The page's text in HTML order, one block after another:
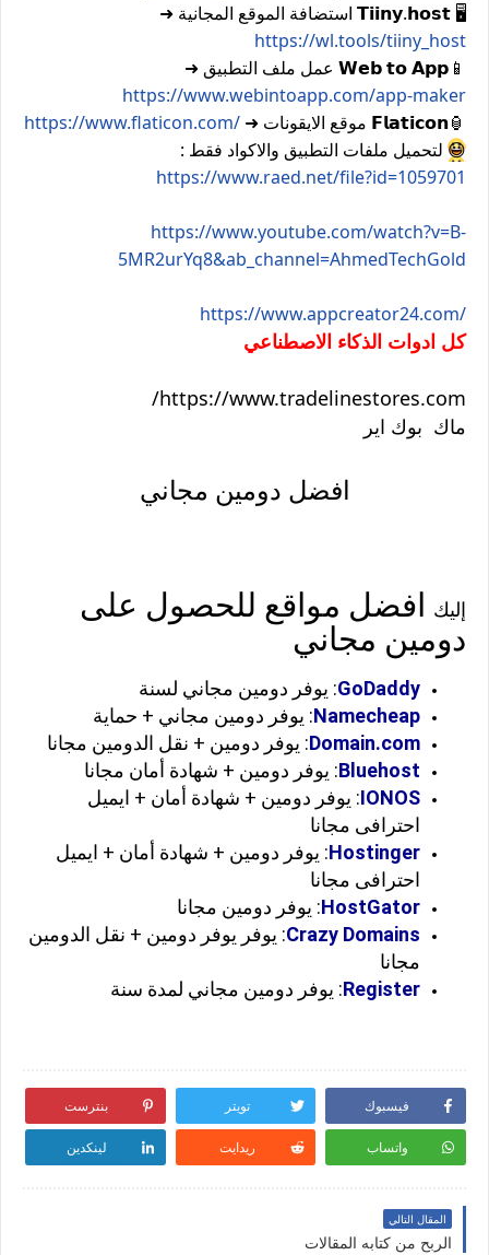
🖥️
https://wl.tools/tiiny_host
📱 𝗪𝗲𝗯 𝘁𝗼 𝗔𝗽𝗽 عمل ملف التطبيق ➜
https://www.webintoapp.com/app-maker
🏮𝗙𝗹𝗮𝘁𝗶𝗰𝗼𝗻 موقع الايقونات ➜
https://www.flaticon.com/
😃 لتحميل ملفات التطبيق والاكواد فقط :
https://www.raed.net/file?id=1059701
https://www.youtube.com/watch?v=B-
5MR2urYq8&ab_channel=AhmedTechGold
https://www.appcreator24.com/
كل ادوات الذكاء الاصطناعي
https://www.tradelinestores.com/
ماك بوك اير
افضل دومين مجاني
إليك افضل مواقع للحصول على
دومين مجاني
GoDaddy: يوفر دومين مجاني لسنة
Namecheap: يوفر دومين مجاني + حماية
Domain.com: يوفر دومين + نقل الدومين مجانا
Bluehost: يوفر دومين + شهادة أمان مجانا
IONOS: يوفر دومين + شهادة أمان + ايميل
احترافى مجانا
Hostinger: يوفر دومين + شهادة أمان + ايميل
احترافى مجانا
HostGator: يوفر دومين مجانا
Crazy Domains: يوفر يوفر دومين + نقل الدومين
مجانا
Register: يوفر دومين مجاني لمدة سنة
فيسبوك تويتر بنترست
واتساب ريدايت لينكدين
المقال التالي
الربح من كتابه المقالات